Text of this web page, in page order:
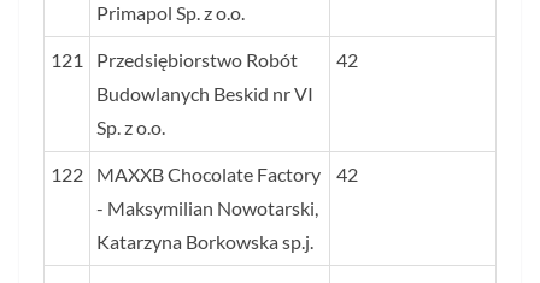
Primapol Sp. z o.o.
121
Przedsiębiorstwo Robót
Budowlanych Beskid nr VI
Sp. z o.o.
42
122
MAXXB Chocolate Factory
- Maksymilian Nowotarski,
Katarzyna Borkowska sp.j.
42